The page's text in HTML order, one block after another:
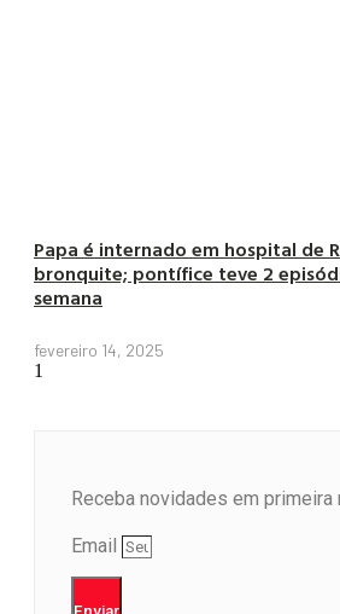
Papa é internado em hospital de
bronquite; pontífice teve 2
semana
fevereiro 14, 2025
Receba novidades em primeira
Email